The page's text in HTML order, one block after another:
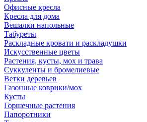
Офисные кресла
Кресла для дома
Вешалки напольные
Табуреты
Раскладные кровати и раскладушки
Искусственные цветы
Растения, кусты, мох и трава
Суккуленты и бромелиевые
Ветки деревьев
Газонные коврики/мох
Кусты
Горшечные растения
Папоротники